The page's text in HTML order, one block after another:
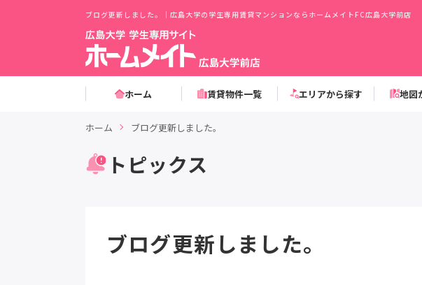
ブログ更新しました。｜広島大学の学生専用賃貸マンションならホームメイトFC広島大学前店
ホーム 賃貸物件一覧 エリアから探す 地図
ホーム ブログ更新しました。
トピックス
ブログ更新しました。